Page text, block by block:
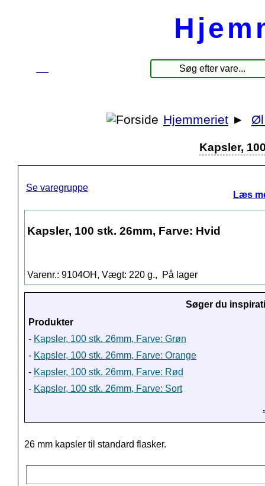
Hjemmeriet ► Øl
Kapsler,
Se varegruppe
Læs
Kapsler, 100 stk. 26mm, Farve: Hvid
Varenr.: 9104OH, Vægt: 220 g., På lager
Søger du
Produkter
- Kapsler, 100 stk. 26mm, Farve: Grøn
- Kapsler, 100 stk. 26mm, Farve: Orange
- Kapsler, 100 stk. 26mm, Farve: Rød
- Kapsler, 100 stk. 26mm, Farve: Sort
26 mm kapsler til standard flasker.